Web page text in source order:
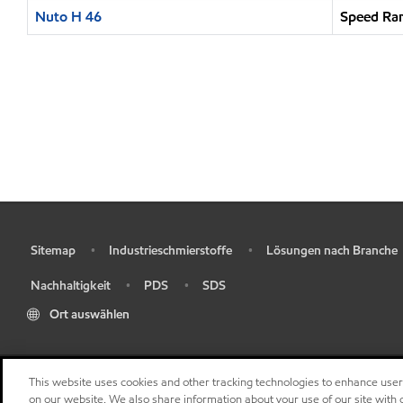
Nuto H 46
Speed
Sitemap • Industrieschmierstoffe • Lösungen nach Branche
Nachhaltigkeit • PDS •
SDS
Ort auswählen
This website uses cookies and other tracking technologies to enhance
on our website. We also share information about your use of our site